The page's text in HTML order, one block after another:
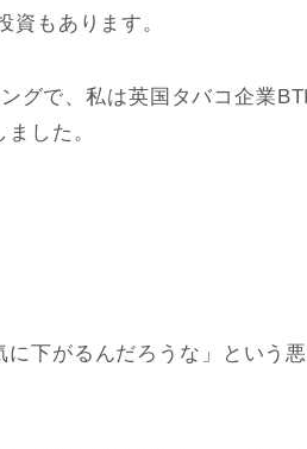
資もあります。
グで、私は英国タバコ企業
した。
に下がるんだろうな」という